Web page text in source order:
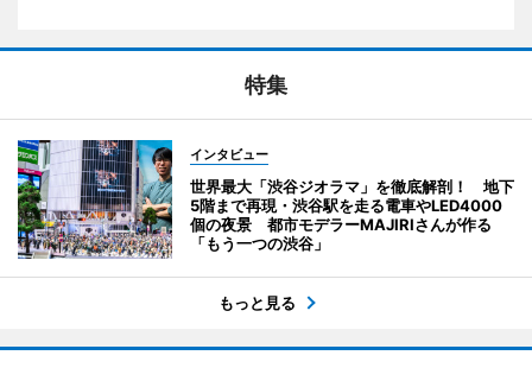
特集
インタビュー
世界最大「渋谷ジオラマ」を徹底解剖！ 地下
5階まで再現・渋谷駅を走る電車やLED4000
個の夜景 都市モデラーMAJIRIさんが作る
「もう一つの渋谷」
もっと見る